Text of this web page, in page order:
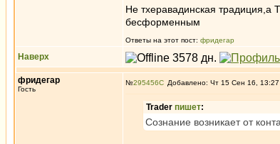
Не тхеравадинская
бесформенным
Ответы на этот пост: фридегар
Наверх
фридегар
Гость
№295456 Добавлено: Чт 15 Сен 16,
Trader пишет:
Сознание возникает от